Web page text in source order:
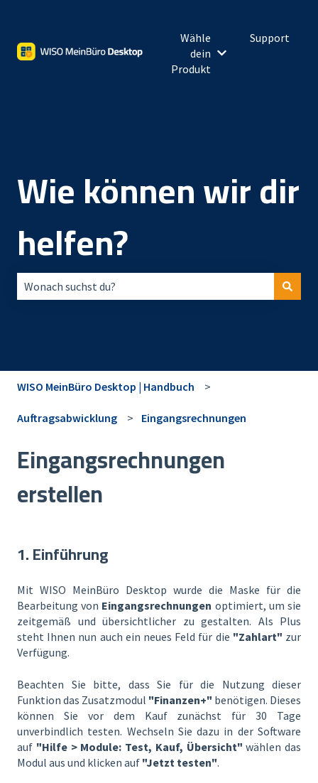
Wähle
dein
Produkt
Untermenü für
Support
Wie können wir dir
helfen?
WISO MeinBüro Desktop | Handbuch
Auftragsabwicklung Eingangsrechnungen
Eingangsrechnungen
erstellen
1. Einführung
Mit WISO MeinBüro Desktop wurde die Maske für die
Bearbeitung von Eingangsrechnungen optimiert, um sie
zeitgemäß und übersichtlicher zu gestalten. Als Plus
steht Ihnen nun auch ein neues Feld für die "Zahlart" zur
Verfügung.
Beachten Sie bitte, dass Sie für die Nutzung dieser
Funktion das Zusatzmodul "Finanzen+" benötigen. Dieses
können Sie vor dem Kauf zunächst für 30 Tage
unverbindlich testen. Wechseln Sie dazu in der Software
auf "Hilfe > Module: Test, Kauf, Übersicht" wählen das
Modul aus und klicken auf "Jetzt testen".